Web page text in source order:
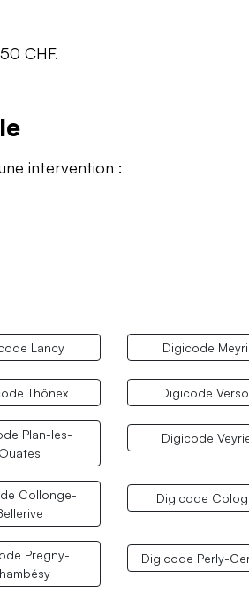
CHF.
intervention :
Lancy Digicode
Thônex Digicode
Plan-les-
Ouates
Digicode
Collonge-
Digicode
Pregny-
Digicode Perly-